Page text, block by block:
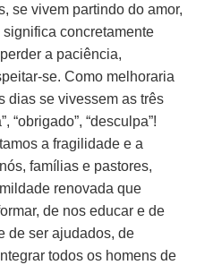
se vivem partindo do amor,
significa concretamente
a paciência,
se. Como melhoraria
dias se vivessem as três
“obrigado”, “desculpa”!
a fragilidade e a
famílias e pastores,
renovada que
de nos educar e de
de ser ajudados, de
todos os homens de